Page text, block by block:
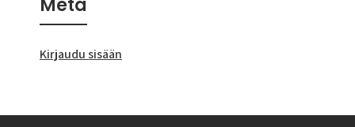
Meta
Kirjaudu sisään